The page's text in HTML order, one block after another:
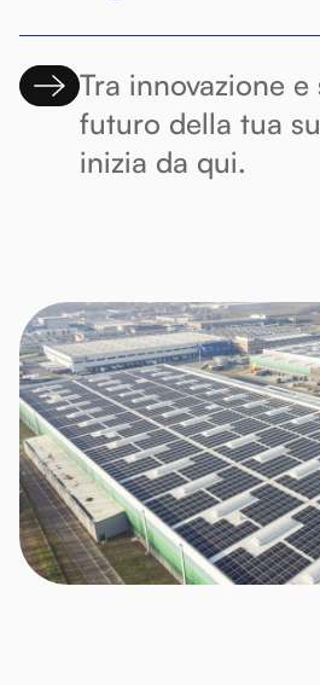
Tra innovazione
futuro della tua
inizia da qui.